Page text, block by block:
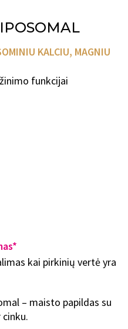
KALCIU, MAGNIU
funkcijai
kai pirkinių vertė yra
– maisto papildas su